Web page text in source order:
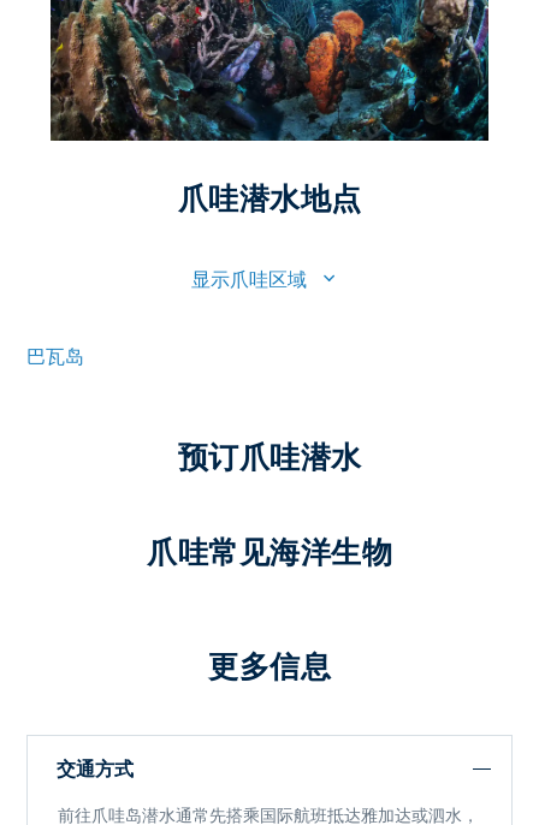
爪哇潜水地点
显示爪哇区域
巴瓦岛
预订爪哇潜水
爪哇常见海洋生物
更多信息
交通方式
前往爪哇岛潜水通常先搭乘国际航班抵达雅加达或泗水，